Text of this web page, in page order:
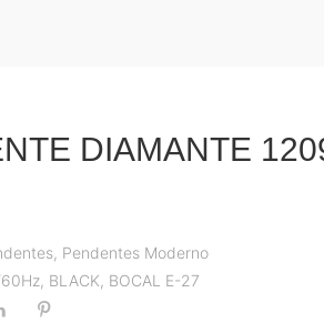
DIAMANTE
, Pendentes Moderno
, BLACK, BOCAL E-27